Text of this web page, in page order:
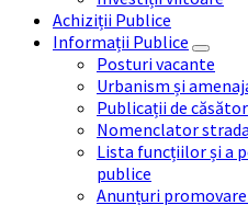
Achiziții Publice
Informații Publice
Posturi vacante
Urbanism și
Publicații de
Nomenclator
Lista funcțiilor și a
publice
Anunțuri